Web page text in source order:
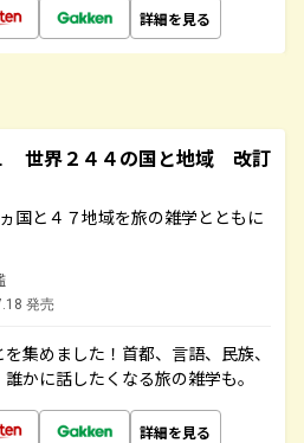
詳細を見る
世界２４４の国と地域 改訂
国と４７地域を旅の雑学とともに
発売
集めました！首都、言語、民族、
かに話したくなる旅の雑学も。
詳細を見る